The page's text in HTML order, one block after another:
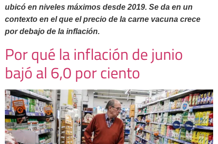
ubicó en niveles máximos desde 2019. Se da en un
contexto en el que el precio de la carne vacuna crece
por debajo de la inflación.
Por qué la inflación de junio
bajó al 6,0 por ciento